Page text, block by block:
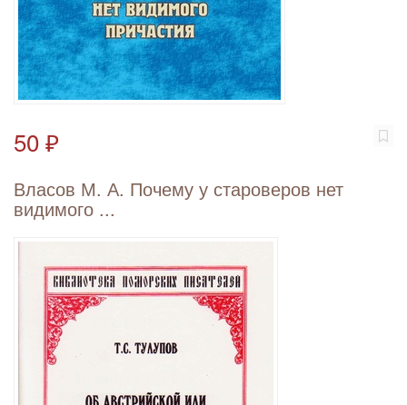
50 ₽
Власов М. А. Почему у староверов нет
видимого ...